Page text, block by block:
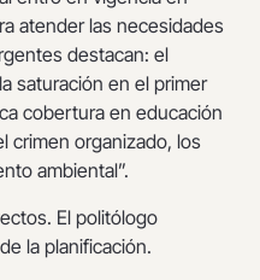
atender las necesidades
destacan: el
saturación en el primer
cobertura en educación
crimen organizado, los
ambiental”.
El politólogo
la planificación.